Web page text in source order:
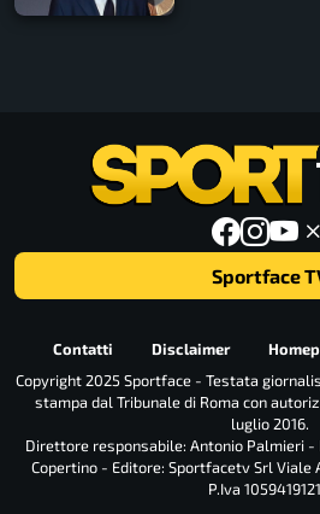
Sportface
Contatti Disclaimer
Copyright 2025 Sportface - Testata
stampa dal Tribunale di Roma con
luglio 2016.
Direttore responsabile: Antonio Palmieri
Copertino - Editore: Sportfacetv Srl Viale
P.Iva